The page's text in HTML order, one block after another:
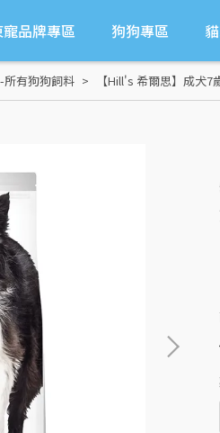
品牌專區 狗狗專區
所有狗狗飼料 【Hill's 希爾思】成犬